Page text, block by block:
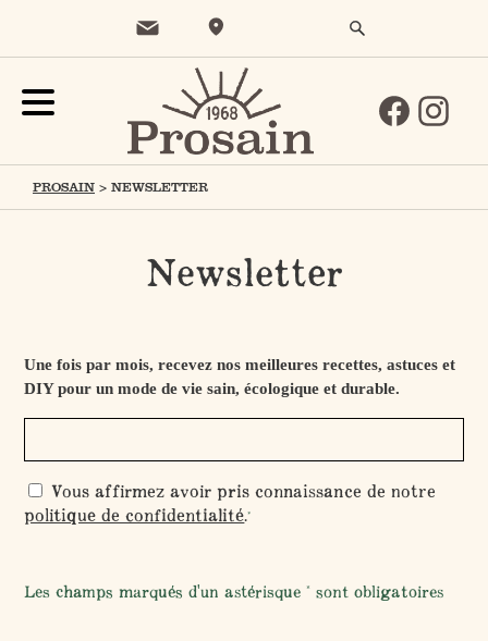
PROSAIN > NEWSLETTER
Newsletter
Une fois par mois, recevez nos meilleures recettes, astuces et
DIY pour un mode de vie sain, écologique et durable.
RGPDVous affirmez avoir pris connaissance de notre
politique de confidentialité.*
Les champs marqués d'un astérisque * sont obligatoires